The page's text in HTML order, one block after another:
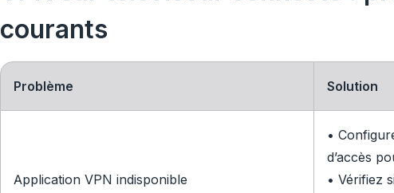
courants
Problème Solution
Application VPN indisponible
•
d’accès
• Vérifiez